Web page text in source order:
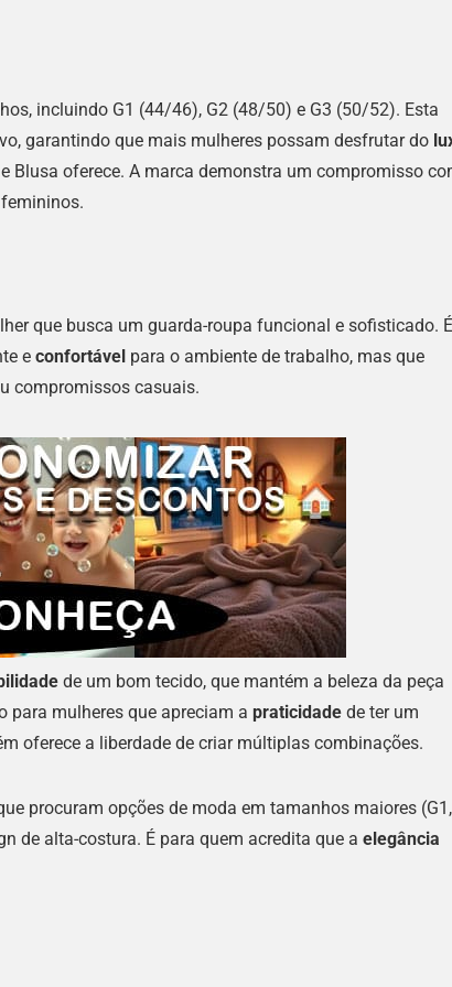
incluindo G1 (44/46), G2 (48/50) e G3 (50/52). Esta
garantindo que mais mulheres possam desfrutar do
Blusa oferece. A marca demonstra um compromisso
que busca um guarda-roupa funcional e sofisticado. É
e confortável para o ambiente de trabalho, mas que
compromissos casuais.
de um bom tecido, que mantém a beleza da peça
para mulheres que apreciam a praticidade de ter um
oferece a liberdade de criar múltiplas combinações.
procuram opções de moda em tamanhos maiores (G1,
de alta-costura. É para quem acredita que a elegância